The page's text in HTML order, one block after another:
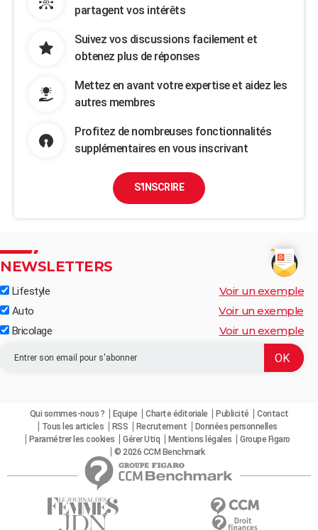
partagent vos intérêts
Suivez vos discussions facilement et
obtenez plus de réponses
Mettez en avant votre expertise et aidez les
autres membres
Profitez de nombreuses fonctionnalités
supplémentaires en vous inscrivant
S'INSCRIRE
NEWSLETTERS
Lifestyle Voir un exemple
Auto Voir un exemple
Bricolage Voir un exemple
Qui sommes-nous ? Equipe Charte éditoriale Publicité
Contact
Tous les articles
RSS Recrutement
Données personnelles
Paramétrer les cookies
Gérer Utiq Mentions légales
Groupe Figaro
© 2026 CCM Benchmark